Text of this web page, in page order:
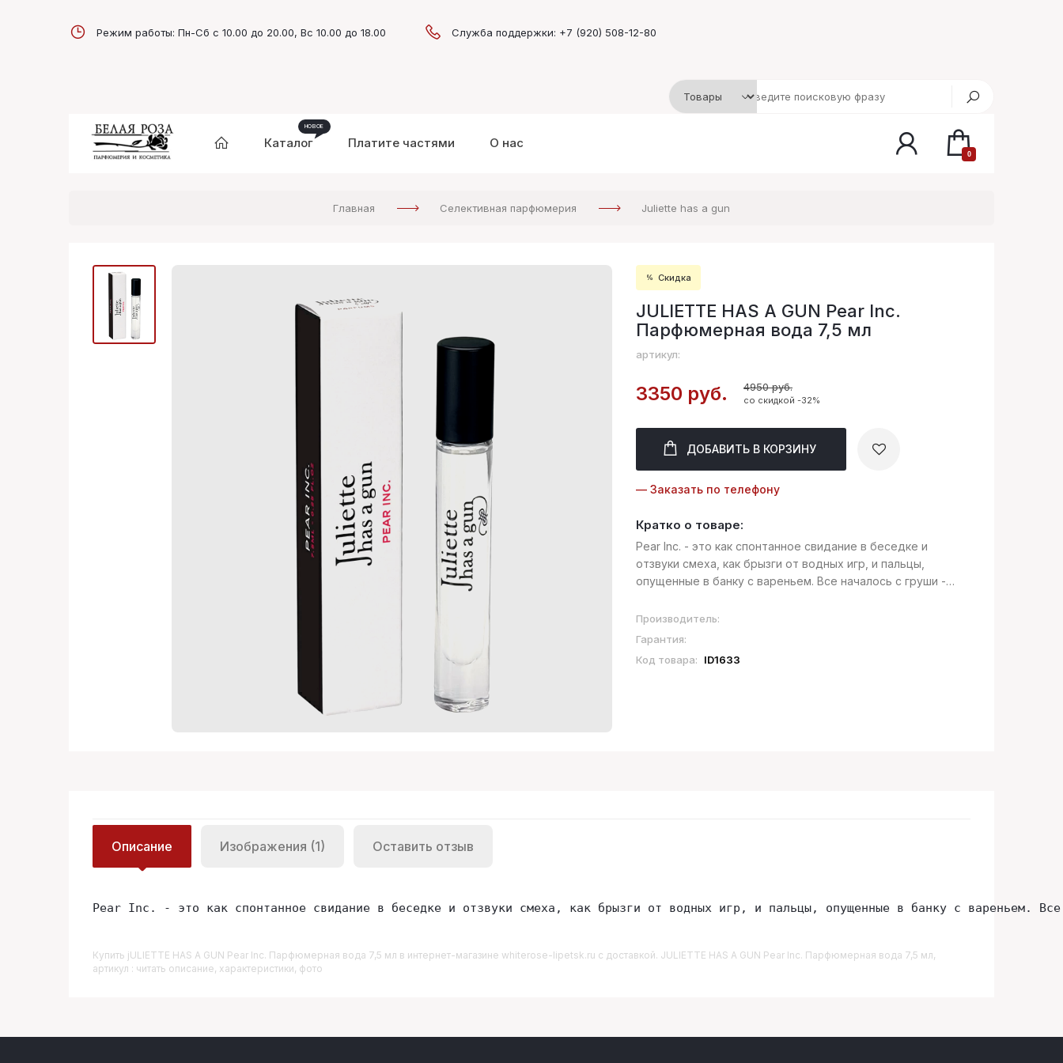
Режим работы: Пн-Сб с 10.00 до 20.00, Вс 10.00 до 18.00 Служба поддержки: +7 (920) 508-12-80
Каталог Платите частями О нас
0
Главная Селективная парфюмерия Juliette has a gun
Скидка
JULIETTE HAS A GUN Pear Inc.
Парфюмерная вода 7,5 мл
артикул:
3350 руб. 4950 руб.
со скидкой -32%
ДОБАВИТЬ В КОРЗИНУ
— Заказать по телефону
Кратко о товаре:
Pear Inc. - это как спонтанное свидание в беседке и
отзвуки смеха, как брызги от водных игр, и пальцы,
опущенные в банку с вареньем. Все началось с груши -
свойства. Всего один укус его сочной мякоти ...
Производитель:
Гарантия:
Код товара:
ID1633
Описание Изображения (1) Оставить отзыв
Pear Inc. - это как спонтанное свидание в беседке и отзвуки смеха, как брызги от водных игр, и пальцы, опущенные в банку с вареньем.
Купить JULIETTE HAS A GUN Pear Inc. Парфюмерная вода 7,5 мл в интернет-магазине whiterose-lipetsk.ru с доставкой. JULIETTE HAS A GUN Pear Inc. Парфюмерная вода 7,5 мл,
артикул : читать описание, характеристики, фото